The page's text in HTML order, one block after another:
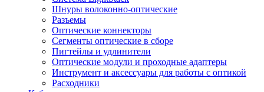
Шнуры волоконно-оптические
Разъемы
Оптические коннекторы
Сегменты оптические в сборе
Пигтейлы и удлинители
Оптические модули и проходные адаптеры
Инструмент и аксессуары для работы с оптикой
Расходники